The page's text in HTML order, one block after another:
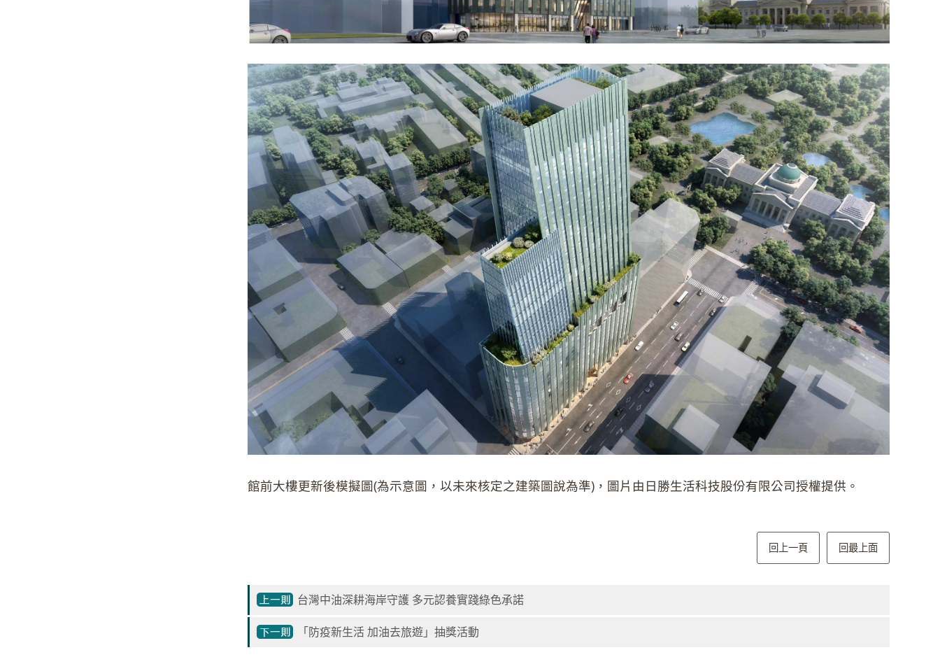
館前大樓更新後模擬圖(為示意圖，以未來核定之建築圖說為準)，圖片由日勝生活科技股份有限公司授權提供。
回上一頁 回最上面
台灣中油深耕海岸守護 多元認養實踐綠色承諾
「防疫新生活 加油去旅遊」抽獎活動